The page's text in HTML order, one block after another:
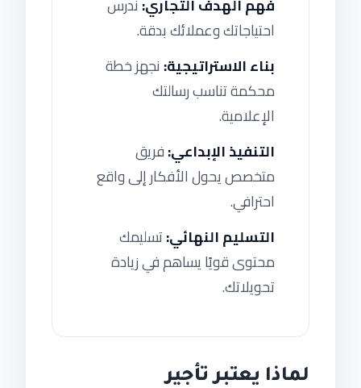
فهم الهدف التجاري: ندرس
احتياجاتك وعملائك بدقة.
بناء الاستراتيجية: نجهز خطة
محكمة تناسب رسالتك
الإعلامية.
التنفيذ الإبداعي:فريق
متخصص يحول الأفكار إلى واقع
احترافي.
التسليم النهائي:تسليمك
محتوى قويًا يساهم في زيادة
تحويلاتك.
لماذا يعتبر تأجير